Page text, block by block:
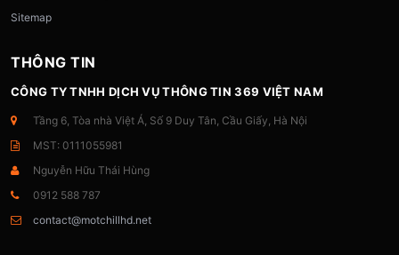
Sitemap
THÔNG TIN
CÔNG TY TNHH DỊCH VỤ THÔNG TIN 369 VIỆT NAM
Tầng 6, Tòa nhà Việt Á, Số 9 Duy Tân, Cầu Giấy, Hà Nội
MST: 0111055981
Nguyễn Hữu Thái Hùng
0912 588 787
contact@motchillhd.net